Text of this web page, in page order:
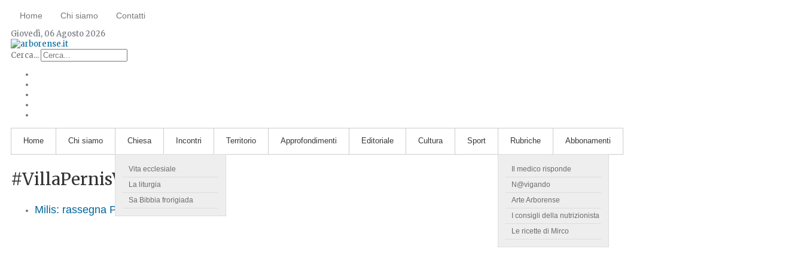
Home Chi siamo Contatti
Giovedì, 06 Agosto 2026
Cerca...
Home Chi siamo Chiesa
Vita ecclesiale
La liturgia
Sa Bibbia frorigiada
Incontri Territorio Approfondimenti Editoriale Cultura Sport Rubriche
Il medico risponde
N@vigando
Arte Arborense
I consigli della nutrizionista
Le ricette di Mirco
Abbonamenti
#VillaPernisVacca
Milis: rassegna Primavera in giardino